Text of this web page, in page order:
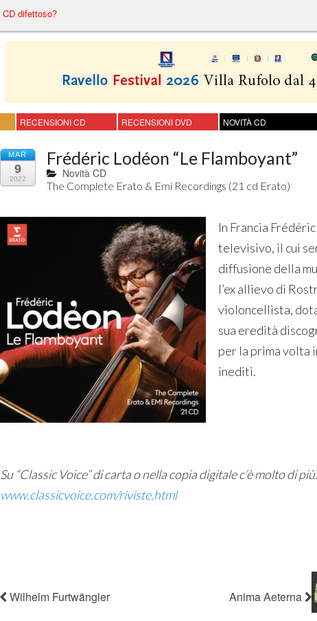
CD difettoso?
RECENSIONI CD RECENSIONI DVD NOVITÀ CD
MAR
9
2022
Frédéric Lodéon “Le Flamboyant”
Novità CD
The Complete Erato & Emi Recordings (21 cd Erato)
In Francia
televisivo, il cui
diffusione della
l’ex allievo di
violoncellista,
sua eredità
per la prima volta
inediti.
Su “Classic Voice” di carta o nella copia digitale c’è molto di
www.classicvoice.com/riviste.html
Wilhelm Furtwängler Anima Aeterna